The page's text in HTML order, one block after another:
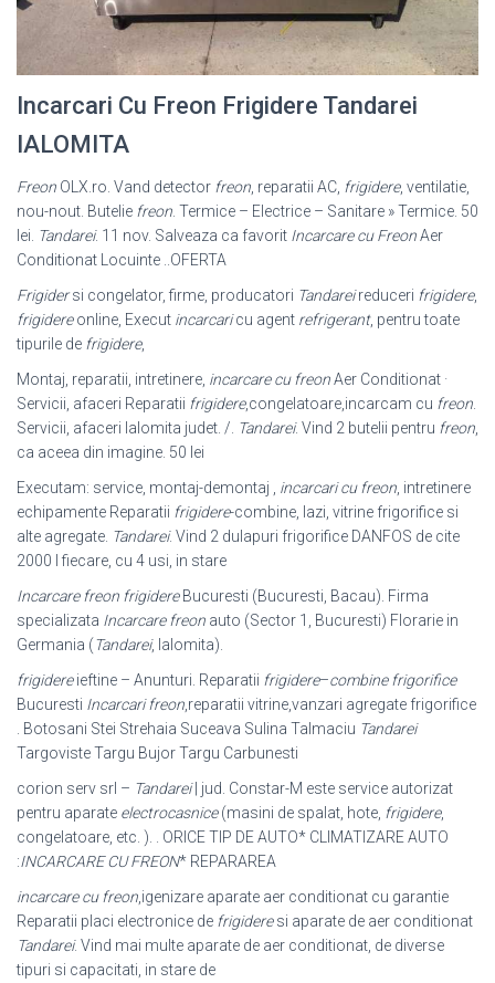
Incarcari Cu Freon Frigidere Tandarei
IALOMITA
Freon OLX.ro. Vand detector freon , reparatii AC, frigidere, ventilatie,
nou-nout. Butelie freon . Termice – Electrice – Sanitare » Termice. 50
lei. Tandarei. 11 nov. Salveaza ca favorit Incarcare cu FreonAer
Conditionat Locuinte ..OFERTA
Frigidersi congelator, firme, producatori Tandareireduceri frigidere,
frigidereonline, Execut incarcaricu agent refrigerant, pentru toate
tipurile de frigidere,
Montaj, reparatii, intretinere, incarcare cu freonAer Conditionat ·
Servicii, afaceri Reparatii frigidere,congelatoare,incarcam cu freon
Servicii, afaceri Ialomita judet. /. Tandarei. Vind 2 butelii pentru freon
ca aceea din imagine. 50 lei
Executam: service, montaj-demontaj , incarcari cu freon , intretinere
echipamente Reparatii frigidere-combine, lazi, vitrine frigorifice si
alte agregate. Tandarei. Vind 2 dulapuri frigorifice DANFOS de cite
2000 l fiecare, cu 4 usi, in stare
Incarcare freon frigidereBucuresti (Bucuresti, Bacau). Firma
specializata Incarcare freon auto (Sector 1, Bucuresti) Florarie in
Germania (Tandarei, Ialomita).
frigidereieftine – Anunturi. Reparatii frigidere–combine frigorifice
Bucuresti Incarcari freon ,reparatii vitrine,vanzari agregate frigorifice
. Botosani Stei Strehaia Suceava Sulina Talmaciu Tandarei
Targoviste Targu Bujor Targu Carbunesti
corion serv srl – Tandarei| jud. Constar-M este service autorizat
pentru aparate electrocasnice(masini de spalat, hote, frigidere,
congelatoare, etc. ). . ORICE TIP DE AUTO* CLIMATIZARE AUTO
:INCARCARE CU FREON* REPARAREA
incarcare cu freon ,igenizare aparate aer conditionat cu garantie
Reparatii placi electronice de frigideresi aparate de aer conditionat
Tandarei. Vind mai multe aparate de aer conditionat, de diverse
tipuri si capacitati, in stare de